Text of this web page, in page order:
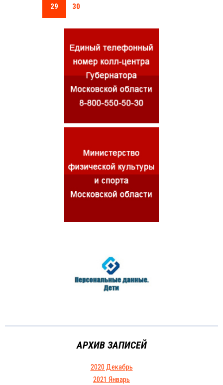
29 30
АРХИВ ЗАПИСЕЙ
2020 Декабрь
2021 Январь